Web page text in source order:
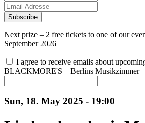
Subscribe
Next prize – 2 free tickets to one of our
September 2026
I agree to receive emails about
BLACKMORE'S – Berlins Musikzimmer
Sun, 18. May 2025 - 19:00